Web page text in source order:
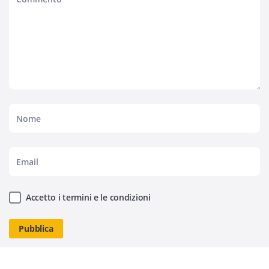
Accetto i termini e le condizioni